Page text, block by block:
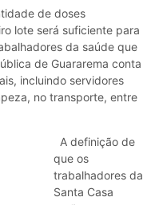
de doses
lote será suficiente para
da saúde que
de Guararema conta
incluindo servidores
no transporte, entre
A definição de
que os
trabalhadores da
Santa Casa